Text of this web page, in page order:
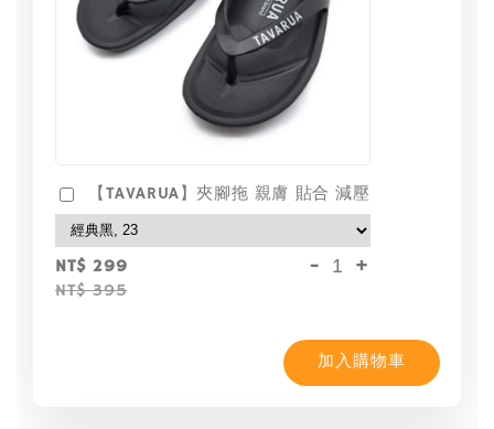
【TAVARUA】夾腳拖 親膚 貼合 減壓
NT$ 299
NT$ 395
- +
加入購物車